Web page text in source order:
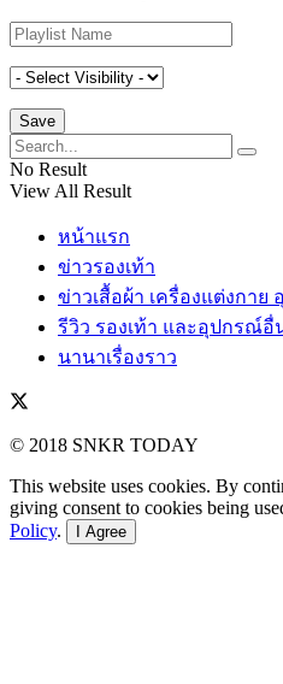
No Result
View All Result
หน้าแรก
ข่าวรองเท้า
ข่าวเสื้อผ้า เครื่องแต่งกาย
รีวิว รองเท้า และอุปกรณ์อื่
นานาเรื่องราว
© 2018 SNKR TODAY
This website uses cookies. By
giving consent to cookies being
Policy. I Agree